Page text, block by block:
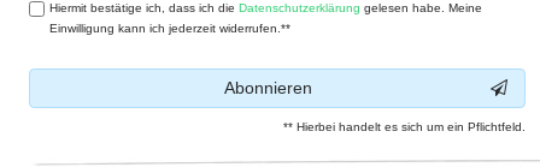
Hiermit bestätige ich, dass ich die Daten­schutz­erklärung gelesen habe. Meine
Einwilligung kann ich jederzeit widerrufen.**
Abonnieren
** Hierbei handelt es sich um ein Pflichtfeld.